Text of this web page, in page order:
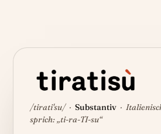
/tirati'su/ ·Substantiv ·
sprich: „ti-ra-TI-su“